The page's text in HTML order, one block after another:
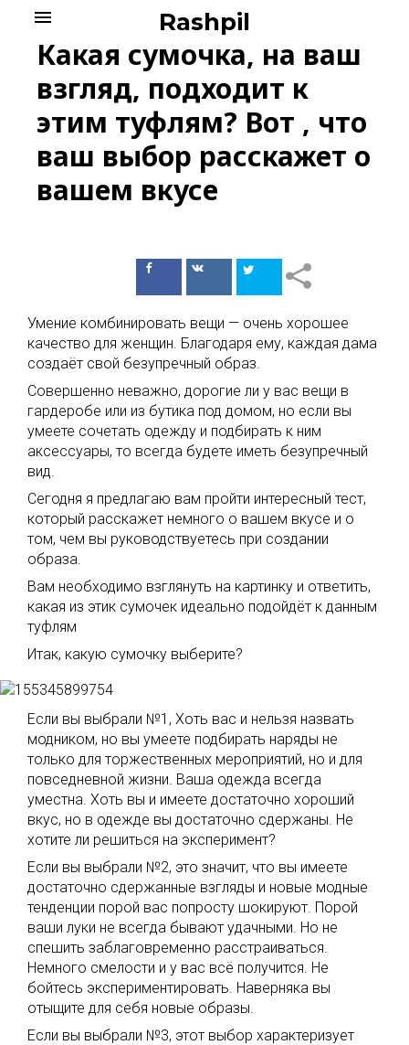
content
Rashpil
menu
Какая сумочка, на ваш
взгляд, подходит к
этим туфлям? Вот , что
ваш выбор расскажет о
вашем вкусе
ПоделитьсяПоделиться
Умение комбинировать вещи — очень хорошее
качество для женщин. Благодаря ему, каждая дама
создаёт свой безупречный образ.
Совершенно неважно, дорогие ли у вас вещи в
гардеробе или из бутика под домом, но если вы
умеете сочетать одежду и подбирать к ним
аксессуары, то всегда будете иметь безупречный
вид.
Сегодня я предлагаю вам пройти интересный тест,
который расскажет немного о вашем вкусе и о
том, чем вы руководствуетесь при создании
образа.
Вам необходимо взглянуть на картинку и ответить,
какая из этик сумочек идеально подойдёт к данным
туфлям
Итак, какую сумочку выберите?
Если вы выбрали №1, Хоть вас и нельзя назвать
модником, но вы умеете подбирать наряды не
только для торжественных мероприятий, но и для
повседневной жизни. Ваша одежда всегда
уместна. Хоть вы и имеете достаточно хороший
вкус, но в одежде вы достаточно сдержаны. Не
хотите ли решиться на эксперимент?
Если вы выбрали №2, это значит, что вы имеете
достаточно сдержанные взгляды и новые модные
тенденции порой вас попросту шокируют. Порой
ваши луки не всегда бывают удачными. Но не
спешить заблаговременно расстраиваться.
Немного смелости и у вас всё получится. Не
бойтесь экспериментировать. Наверняка вы
отыщите для себя новые образы.
Если вы выбрали №3, этот выбор характеризует